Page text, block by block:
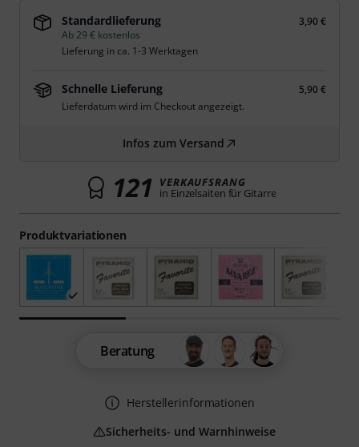
Produktvariationen
Standardlieferung
3,90 €
Ab 29 € kostenlos
Lieferung in ca. 1-3 Werktagen
Schnelle Lieferung
5,90 €
Lieferdatum wird im Checkout angezeigt.
Infos zum Versand
121 VERKAUFSRANG
in Einzelsaiten für Gitarre
Beratung
Herstellerinformationen
Sicherheits- und Warnhinweise